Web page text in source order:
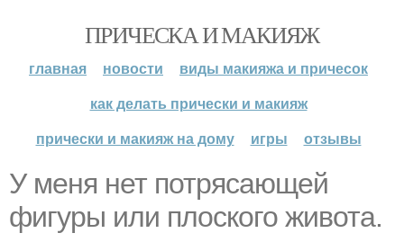
ПРИЧЕСКА И МАКИЯЖ
главная новости
виды макияжа и причесок
как делать прически и макияж
прически и макияж на дому
игры отзывы
У меня нет потрясающей
фигуры или плоского живота.